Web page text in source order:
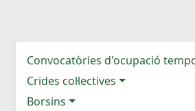
Convocatòries d'ocupació
Crides col·lectives
Borsins